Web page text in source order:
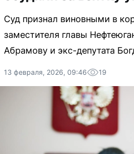
Суд признал виновными в
заместителя главы
Абрамову и экс-депутата
13 февраля, 2026, 09:46 19